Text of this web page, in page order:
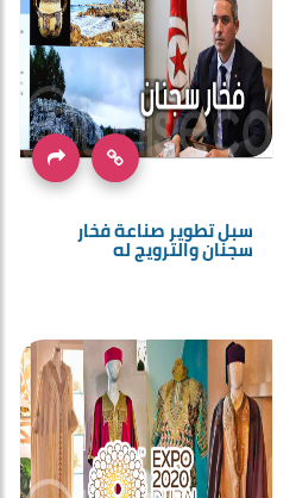
سبل تطوير صناعة فخار
سجنان والترويج له‎